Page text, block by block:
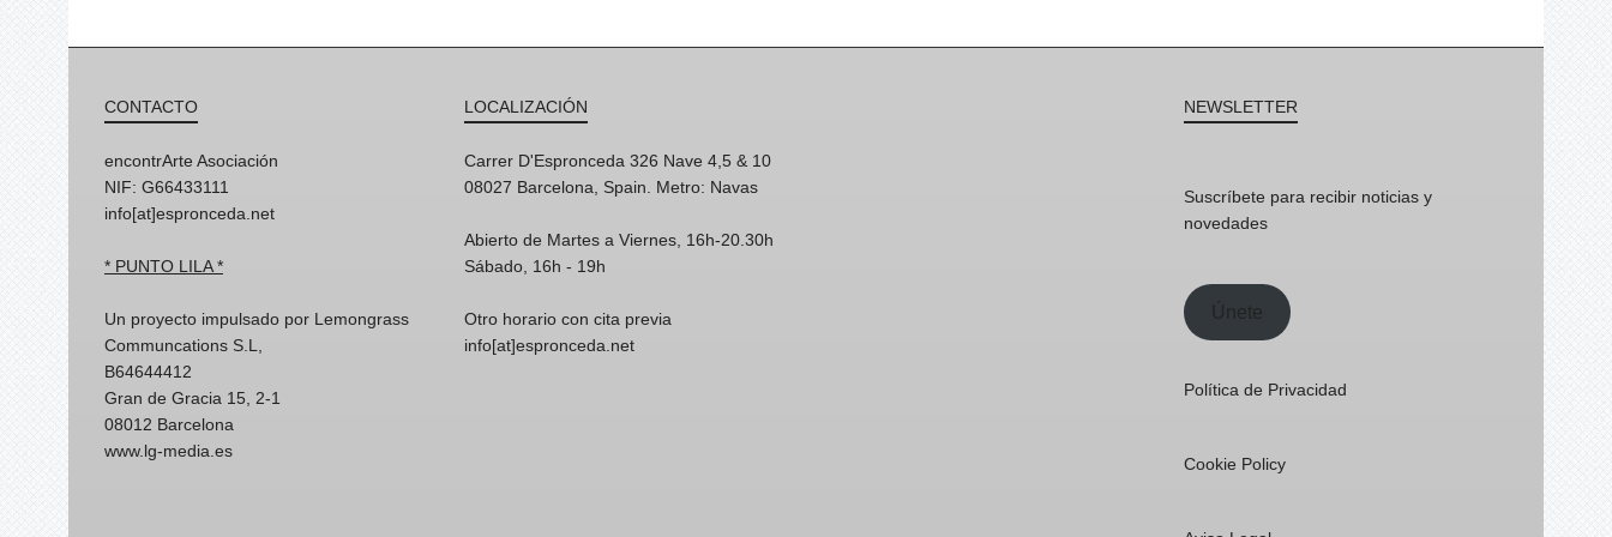
CONTACTO
encontrArte Asociación
NIF: G66433111
info[at]espronceda.net
* PUNTO LILA *
Un proyecto impulsado por Lemongrass
Communcations S.L,
B64644412
Gran de Gracia 15, 2-1
08012 Barcelona
www.lg-media.es
LOCALIZACIÓN
Carrer D'Espronceda 326 Nave 4,5 & 10
08027 Barcelona, Spain. Metro: Navas
Abierto de Martes a Viernes, 16h-20.30h
Sábado, 16h - 19h
Otro horario con cita previa
info[at]espronceda.net
NEWSLETTER
Suscríbete para recibir noticias y
novedades
Únete
Política de Privacidad
Cookie Policy